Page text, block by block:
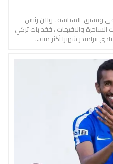
وتسبق السياسة ، ولان رئيس
الساخرة والافيهات ، فقد بات تركي
بيراميدز شهيرا أكثر منه…